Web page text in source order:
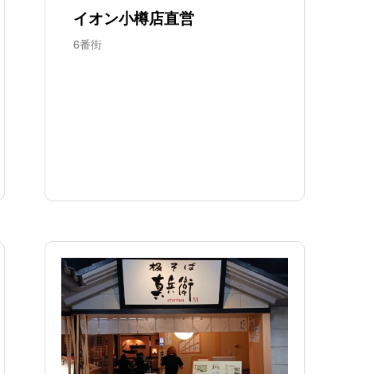
イオン小樽店直営
6番街